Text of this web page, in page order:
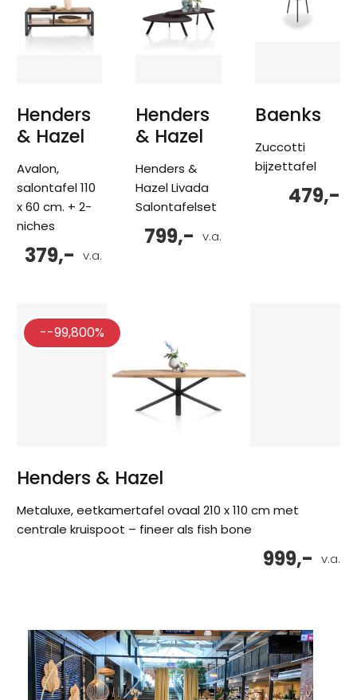
Henders
& Hazel
Avalon,
salontafel 110
x 60 cm. + 2-
niches
v.a.
379,-
Henders
& Hazel
Henders &
Hazel Livada
Salontafelset
v.a.
799,-
Baenks
Zuccotti
bijzettafel
479,-
--99,800%
Henders & Hazel
Metaluxe, eetkamertafel ovaal 210 x 110 cm met
centrale kruispoot – fineer als fish bone
v.a.
999,-